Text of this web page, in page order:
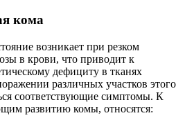
кома
возникает при резком
в крови, что приводит к
дефициту в тканях
различных участков этого
соответствующие симптомы. К
развитию комы, относятся: